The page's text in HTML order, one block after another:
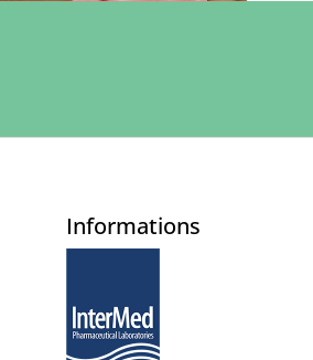
Informations